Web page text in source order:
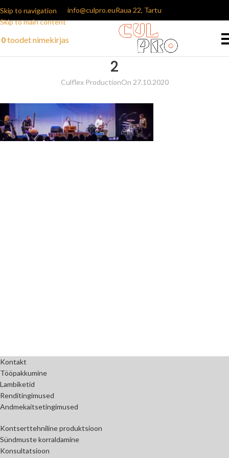
Skip to navigation
Skip to main content
info@culpro.euRaua 22, Tartu
0toodetnimekirjas
2
Culflex ProductionOn 27.10.2020
Kontakt
Tööpakkumine
Lambiketid
Renditingimused
Andmekaitsetingimused
Kontserttehniline produktsioon
Sündmuste korraldamine
Konsultatsioon